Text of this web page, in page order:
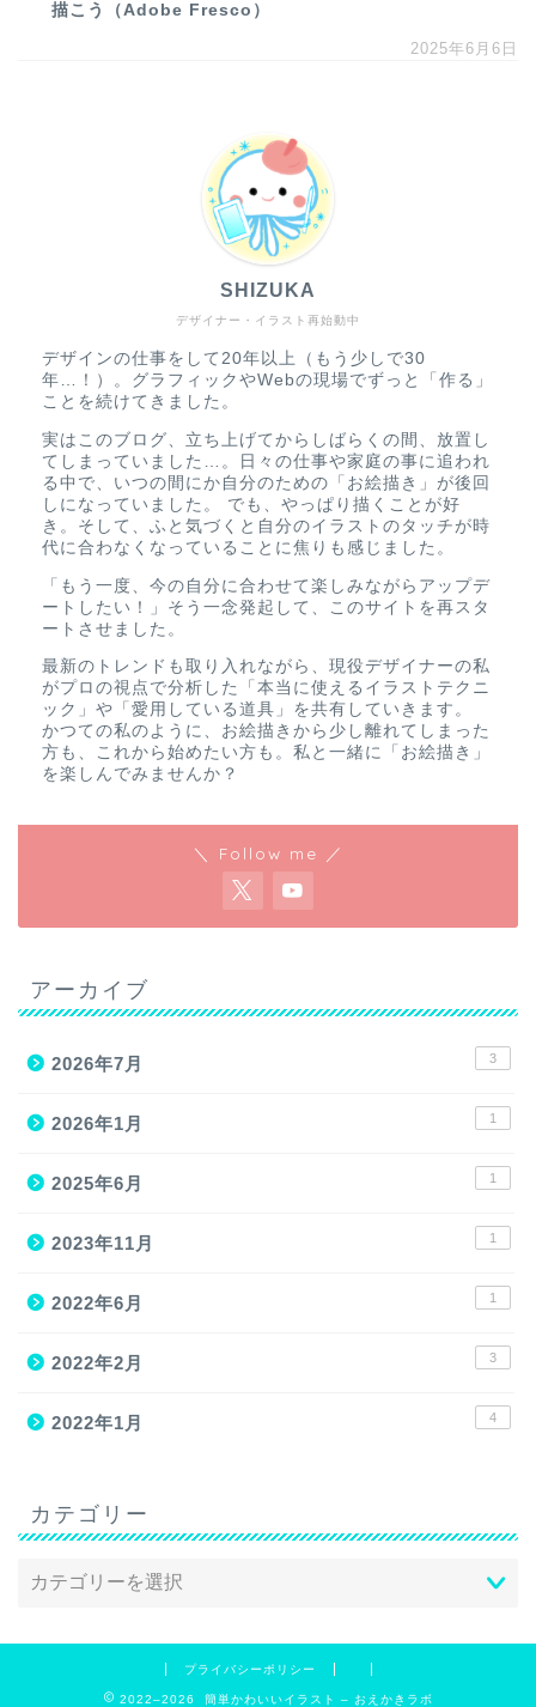
描こう（Adobe Fresco）
2025年6月6日
デザイナー・イラスト再始動中
SHIZUKA
デザインの仕事をして20年以上（もう少しで30
年…！）。グラフィックやWebの現場でずっと「作る」
ことを続けてきました。
実はこのブログ、立ち上げてからしばらくの間、放置し
てしまっていました…。日々の仕事や家庭の事に追われ
る中で、いつの間にか自分のための「お絵描き」が後回
しになっていました。 でも、やっぱり描くことが好
き。そして、ふと気づくと自分のイラストのタッチが時
代に合わなくなっていることに焦りも感じました。
「もう一度、今の自分に合わせて楽しみながらアップデ
ートしたい！」そう一念発起して、このサイトを再スタ
ートさせました。
最新のトレンドも取り入れながら、現役デザイナーの私
がプロの視点で分析した「本当に使えるイラストテクニ
ック」や「愛用している道具」を共有していきます。
かつての私のように、お絵描きから少し離れてしまった
方も、これから始めたい方も。私と一緒に「お絵描き」
を楽しんでみませんか？
＼ Follow me ／
アーカイブ
2026年7月 3
2026年1月 1
2025年6月 1
2023年11月 1
2022年6月 1
2022年2月 3
2022年1月 4
カテゴリー
プライバシーポリシー
2022–2026 簡単かわいいイラスト – おえかきラボ